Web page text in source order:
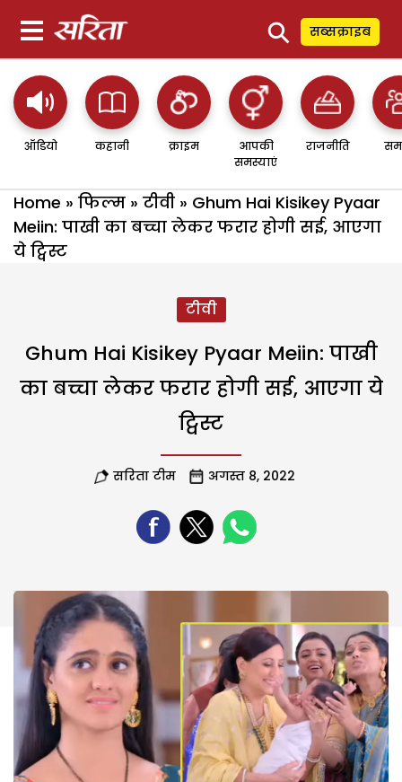
⚲ सब्सक्राइब
ऑडियो कहानी क्राइम
आपकी
समस्याएं
राजनीति
Home » फिल्म » टीवी » Ghum Hai Kisikey Pyaar
Meiin: पाखी का बच्चा लेकर फरार होगी सई, आएगा
ये ट्विस्ट
टीवी
Ghum Hai Kisikey Pyaar Meiin: पाखी
का बच्चा लेकर फरार होगी सई, आएगा ये
ट्विस्ट
सरिता टीम अगस्त 8, 2022